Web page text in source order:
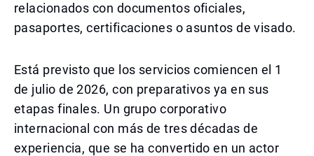
relacionados con documentos oficiales,
pasaportes, certificaciones o asuntos de visado.
Está previsto que los servicios comiencen el 1
de julio de 2026, con preparativos ya en sus
etapas finales. Un grupo corporativo
internacional con más de tres décadas de
experiencia, que se ha convertido en un actor